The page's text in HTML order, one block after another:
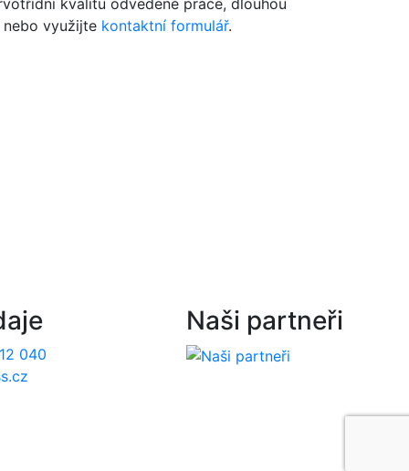
nebo využijte kontaktní formulář.
040
Naši partneři